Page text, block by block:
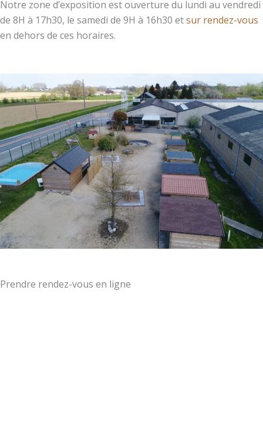
Notre zone d’exposition est ouverture du lundi au vendredi
de 8H à 17h30, le samedi de 9H à 16h30 etsur rendez-vous
en dehors de ces horaires.
Prendre rendez-vous en ligne